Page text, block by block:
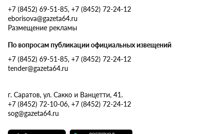
+7 (8452) 69-51-85, +7 (8452) 72-24-12
eborisova@gazeta64.ru
Размещение рекламы
По вопросам публикации официальных извещений
+7 (8452) 69-51-85, +7 (8452) 72-24-12
tender@gazeta64.ru
г. Саратов, ул. Сакко и Ванцетти, 41.
+7 (8452) 72-10-06, +7 (8452) 72-24-12
sog@gazeta64.ru